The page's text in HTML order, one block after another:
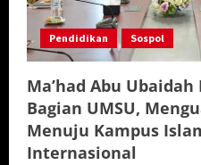
Pendidikan Sospol
Ma’had Abu
Bagian UMSU,
Menuju Kampus
Internasional